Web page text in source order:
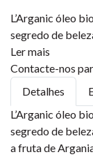
L’Arganic óleo
segredo de
Ler mais
Contacte-nos
Detalhes
L’Arganic óleo
segredo de
a fruta de